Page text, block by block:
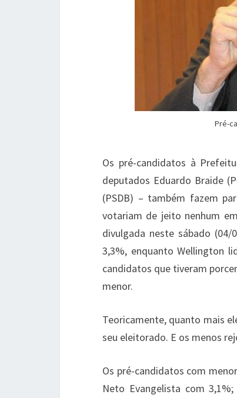
Pré-
Os pré-candidatos à
deputados Eduardo Braide
(PSDB) – também fazem
votariam de jeito nenhum
divulgada neste sábado
3,3%, enquanto Wellington
candidatos que tiveram
menor.
Teoricamente, quanto mais
seu eleitorado. E os menos
Os pré-candidatos com
Neto Evangelista com